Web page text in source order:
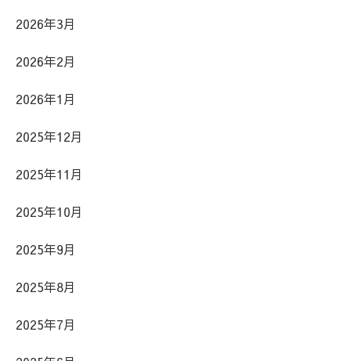
2026年3月
2026年2月
2026年1月
2025年12月
2025年11月
2025年10月
2025年9月
2025年8月
2025年7月